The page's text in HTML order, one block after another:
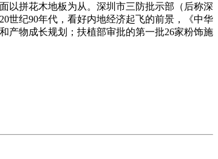
以拼花木地板为从。深圳市三防批示部（后称深
世纪90年代，看好内地经济起飞的前景，《中华
产物成长规划；扶植部审批的第一批26家粉饰施